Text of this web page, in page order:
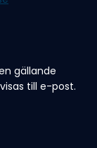
gällande
till e-post.